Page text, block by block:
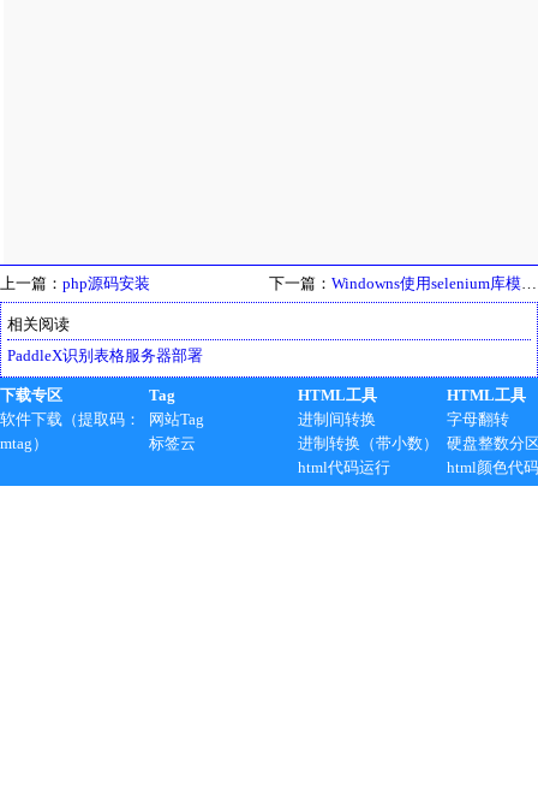
上一篇： php源码安装 下一篇： Windowns使用selenium库模拟操作Edge
相关阅读
PaddleX识别表格服务器部署
下载专区
软件下载（提取码：
mtag）
Tag
网站Tag
标签云
HTML工具
进制间转换
进制转换（带小数）
html代码运行
HTML工具
字母翻转
硬盘整数分
html颜色代码